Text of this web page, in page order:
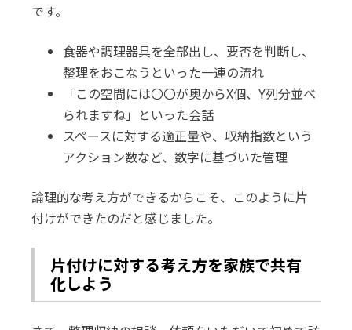
です。
食器や調理器具を全部出し、要否を判断し、
整理をおこなうといった一連の流れ
「この空間には〇〇が奥からX個、Y列分並べ
られますね」といった会話
スペースに対する適正量や、収納指数という
アクション数など、数字に基づいた管理
論理的な考え方ができるからこそ、このように片
付けができたのだと感じました。
片付けに対する考え方を家族で共有
化しよう